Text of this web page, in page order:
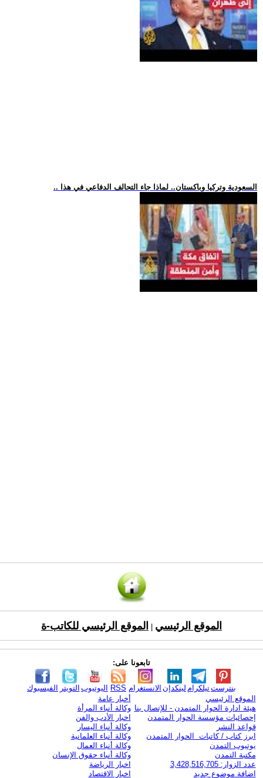
.. السعودية وتركيا وباكستان.. لماذا جاء التحالف الدفاعي في هذا
الموقع الرئيسي الموقع الرئيسي للكاتب-ة
تابعونا على:
الفيسبوك التويتر اليوتيوب RSS الانستغرام لينكدإن تيلكرامبنترست
الموقع الرئيسي
هيئة ادارة الحوار المتمدن - للإتصال بنا
إحصائيات مؤسسة الحوار المتمدن
قواعد النشر
ابرز كتاب / كاتبات الحوار المتمدن
يوتيوب التمدن
مكتبة التمدن
عدد الزوار: 3,428,516,705
اضافة موضوع جديد
أخبار عامة
وكالة أنباء المرأة
اخبار الأدب والفن
وكالة أنباء اليسار
وكالة أنباء العلمانية
وكالة أنباء العمال
وكالة أنباء حقوق الإنسان
اخبار الرياضة
اخبار الاقتصاد